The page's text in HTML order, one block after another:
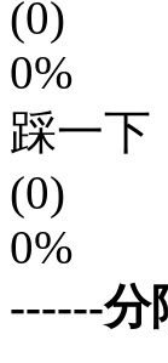
(0)
0%
踩一下
(0)
0%
------分